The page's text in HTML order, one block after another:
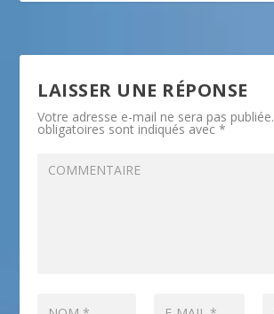
LAISSER UNE RÉPONSE
Votre adresse e-mail ne sera pas publiée.
obligatoires sont indiqués avec*